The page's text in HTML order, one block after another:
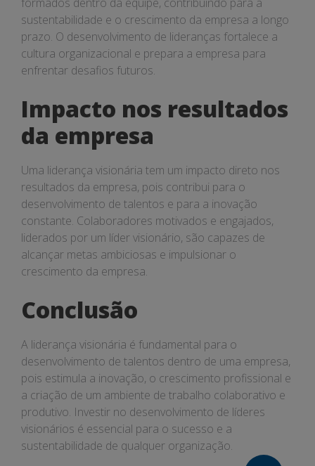
sustentabilidade e o crescimento da empresa a longo
prazo. O desenvolvimento de lideranças fortalece a
cultura organizacional e prepara a empresa para
enfrentar desafios futuros.
Impacto nos resultados
da empresa
Uma liderança visionária tem um impacto direto nos
resultados da empresa, pois contribui para o
desenvolvimento de talentos e para a inovação
constante. Colaboradores motivados e engajados,
liderados por um líder visionário, são capazes de
alcançar metas ambiciosas e impulsionar o
crescimento da empresa.
Conclusão
A liderança visionária é fundamental para o
desenvolvimento de talentos dentro de uma empresa,
pois estimula a inovação, o crescimento profissional e
a criação de um ambiente de trabalho colaborativo e
produtivo. Investir no desenvolvimento de líderes
visionários é essencial para o sucesso e a
sustentabilidade de qualquer organização.